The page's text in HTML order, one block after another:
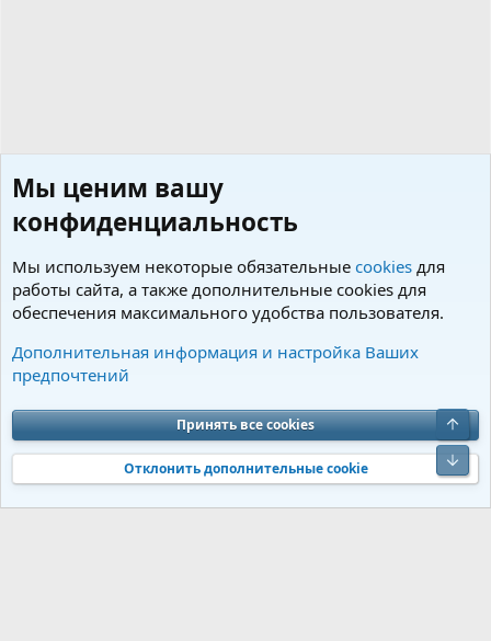
Пользователи
Cookies Charm by DCom
Обратная связь
Условия и правила
Политика конфиденциальности
Помощь
S
S
Community platform by XenForo® © 2010-2026 XenForo Ltd. Перевод от
Jumuro®|Media embeds via s9e/MediaSites
Мы ценим вашу
конфиденциальность
Мы используем некоторые обязательные cookies для
работы сайта, а также дополнительные cookies для
обеспечения максимального удобства пользователя.
Дополнительная информация и настройка Ваших
предпочтений
Принять все cookies
Отклонить дополнительные cookie
Верх
Низ